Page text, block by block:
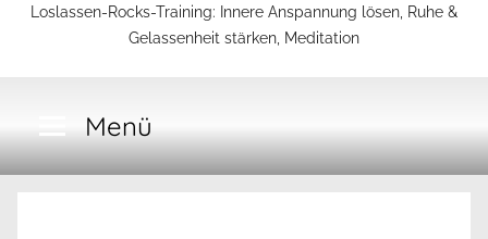
Loslassen-
Training
Loslassen-Rocks-Training: Innere Anspannung lösen, Ruhe &
Gelassenheit stärken, Meditation
Menü